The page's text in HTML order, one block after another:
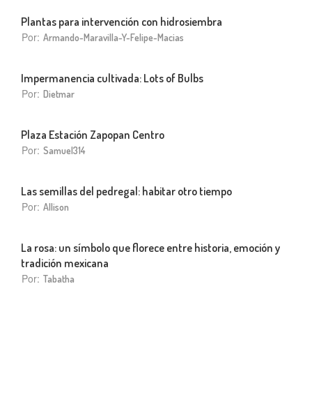
Plantas para intervención con hidrosiembra
Por: Armando-Maravilla-Y-Felipe-Macias
Impermanencia cultivada: Lots of Bulbs
Por: Dietmar
Plaza Estación Zapopan Centro
Por: Samuel314
Las semillas del pedregal: habitar otro tiempo
Por: Allison
La rosa: un símbolo que florece entre historia, emoción y
tradición mexicana
Por: Tabatha